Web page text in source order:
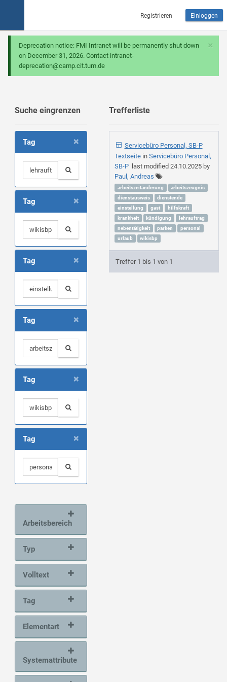
Registrieren Einloggen
×
Deprecation notice: FMI Intranet will be permanently shut down
on December 31, 2026. Contact intranet-
deprecation@camp.cit.tum.de
Suche eingrenzen
×
Tag
×
Tag
×
Tag
×
Tag
×
Tag
×
Tag
Arbeitsbereich
Typ
Volltext
Tag
Elementart
Systemattribute
Trefferliste
Servicebüro Personal, SB-P
Textseite in Servicebüro Personal,
SB-Plast modified 24.10.2025by
Paul, Andreas
arbeitszeitänderung
arbeitszeugnis
dienstausweis
dienstende
einstellung
gast
hilfskraft
krankheit
kündigung
lehrauftrag
nebentätigkeit
parken
personal
urlaub
wikisbp
Treffer 1 bis 1 von 1